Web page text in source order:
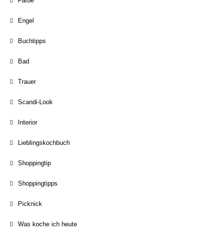
Engel
Buchtipps
Bad
Trauer
Scandi-Look
Interior
Lieblingskochbuch
Shoppingtip
Shoppingtipps
Picknick
Was koche ich heute